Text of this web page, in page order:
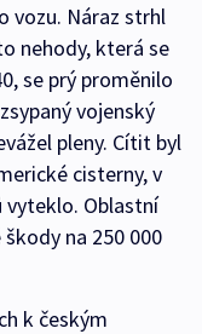
vozu. Náraz strhl
nehody, která se
se prý proměnilo
vojenský
pleny. Cítit byl
cisterny, v
vyteklo. Oblastní
na 250 000
k českým